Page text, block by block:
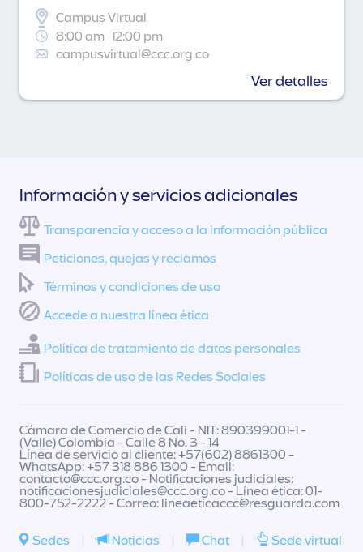
Campus Virtual
8:00 am 12:00 pm
campusvirtual@ccc.org.co
Ver detalles
Información y servicios adicionales
Transparencia y acceso a la información pública
Peticiones, quejas y reclamos
Términos y condiciones de uso
Accede a nuestra línea ética
Política de tratamiento de datos personales
Políticas de uso de las Redes Sociales
Cámara de Comercio de Cali - NIT: 890399001-1 -
(Valle) Colombia - Calle 8 No. 3 - 14
Línea de servicio al cliente: +57(602) 8861300 -
WhatsApp: +57 318 886 1300 - Email:
contacto@ccc.org.co- Notificaciones judiciales:
notificacionesjudiciales@ccc.org.co- Línea ética: 01-
800-752-2222 - Correo: lineaeticaccc@resguarda.com
Sedes | Noticias | Chat | Sede virtual